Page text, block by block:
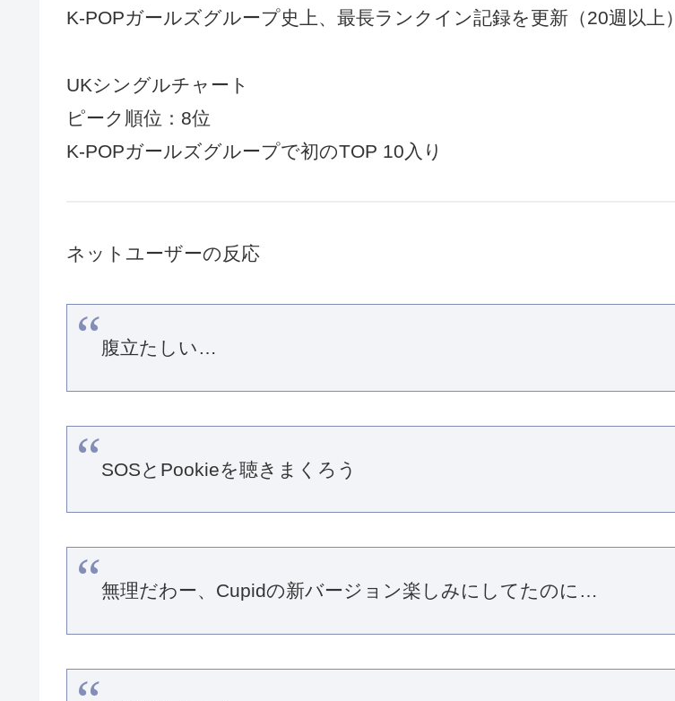
K-POPガールズグループ史上、最長ランクイン記録を更新（20週以上）
UKシングルチャート
ピーク順位：8位
K-POPガールズグループで初のTOP 10入り
ネットユーザーの反応
腹立たしい…
SOSとPookieを聴きまくろう
無理だわー、Cupidの新バージョン楽しみにしてたのに…